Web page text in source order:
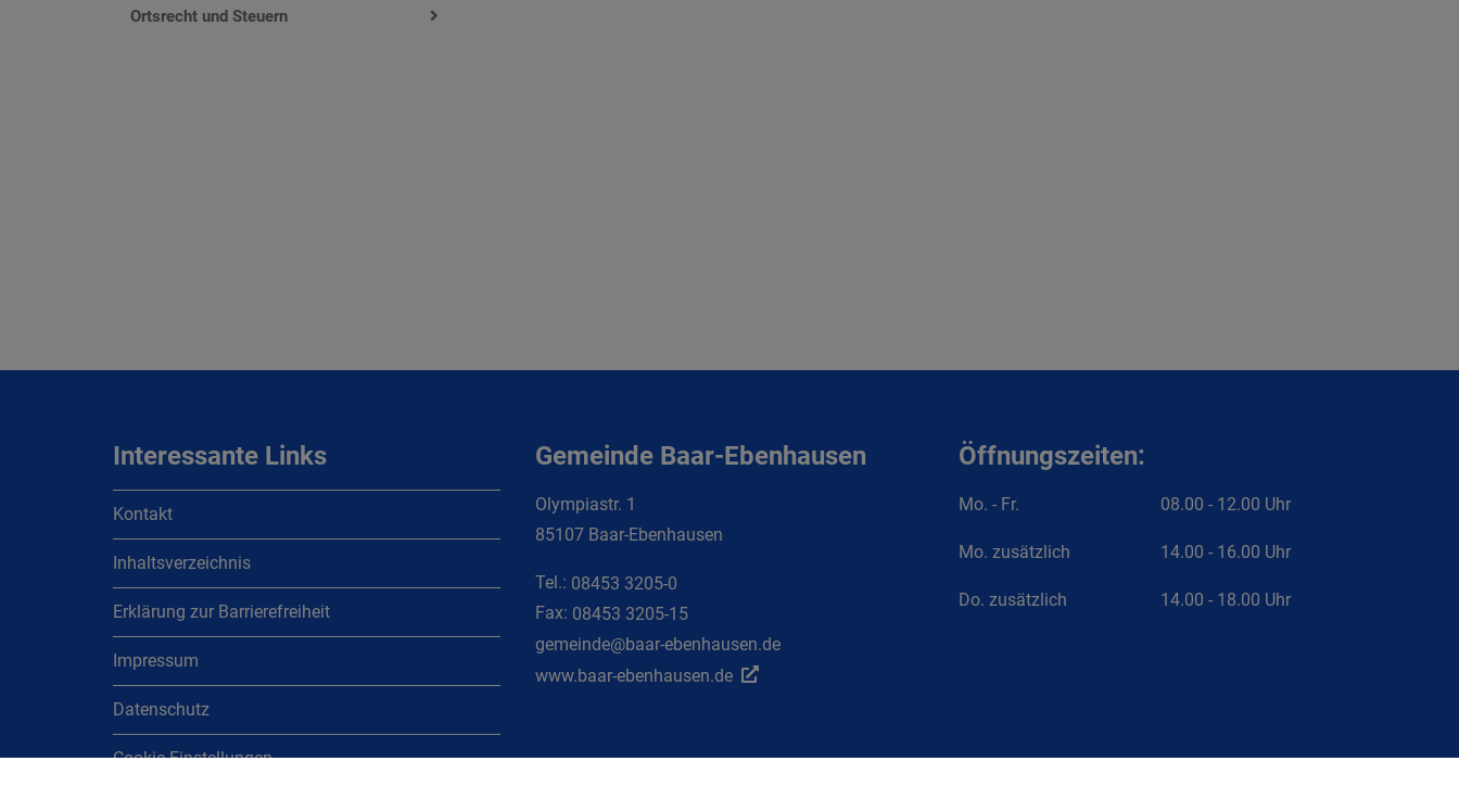
Ortsrecht und Steuern
Interessante Links
Kontakt
Inhaltsverzeichnis
Erklärung zur Barrierefreiheit
Impressum
Datenschutz
Cookie Einstellungen
Gemeinde Baar-Ebenhausen
Olympiastr. 1
85107 Baar-Ebenhausen
Tel.: 08453 3205-0
Fax: 08453 3205-15
gemeinde@baar-ebenhausen.de
www.baar-ebenhausen.de
Öffnungszeiten:
Mo. - Fr. 08.00 - 12.00 Uhr
Mo. zusätzlich 14.00 - 16.00 Uhr
Do. zusätzlich 14.00 - 18.00 Uhr